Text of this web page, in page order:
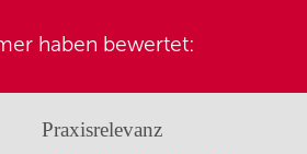
haben bewertet:
Praxisrelevanz